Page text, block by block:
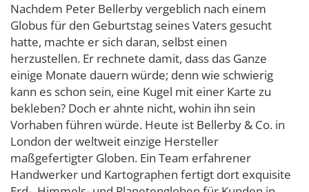
Nachdem Peter Bellerby vergeblich nach einem
Globus für den Geburtstag seines Vaters gesucht
hatte, machte er sich daran, selbst einen
herzustellen. Er rechnete damit, dass das Ganze
einige Monate dauern würde; denn wie schwierig
kann es schon sein, eine Kugel mit einer Karte zu
bekleben? Doch er ahnte nicht, wohin ihn sein
Vorhaben führen würde. Heute ist Bellerby & Co. in
London der weltweit einzige Hersteller
maßgefertigter Globen. Ein Team erfahrener
Handwerker und Kartographen fertigt dort exquisite